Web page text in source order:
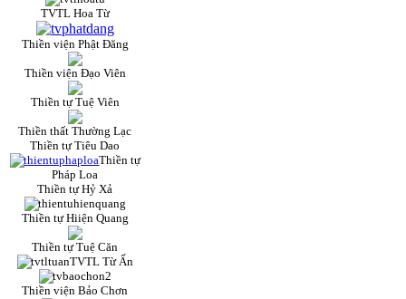
TVTL Hoa Từ
Thiền viện Phật Đăng
Thiền viện Đạo Viên
Thiền tự Tuệ Viên
Thiền thất Thường Lạc
Thiền tự Tiêu Dao
Thiền tự
Pháp Loa
Thiền tự Hỷ Xả
Thiền tự Hiiện Quang
Thiền tự Tuệ Căn
TVTL Từ Ấn
Thiền viện Bảo Chơn